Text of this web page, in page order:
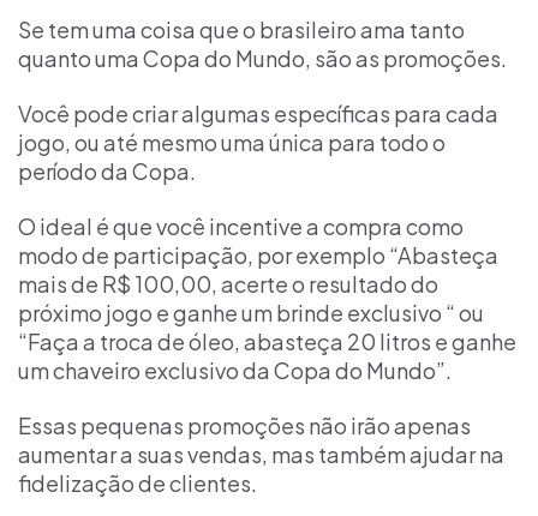
Se tem uma coisa que o brasileiro ama tanto
quanto uma Copa do Mundo, são as promoções.
Você pode criar algumas específicas para cada
jogo, ou até mesmo uma única para todo o
período da Copa.
O ideal é que você incentive a compra como
modo de participação, por exemplo “Abasteça
mais de R$ 100,00, acerte o resultado do
próximo jogo e ganhe um brinde exclusivo “ ou
“Faça a troca de óleo, abasteça 20 litros e ganhe
um chaveiro exclusivo da Copa do Mundo”.
Essas pequenas promoções não irão apenas
aumentar a suas vendas, mas também ajudar na
fidelização de clientes.